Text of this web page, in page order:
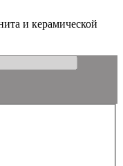
и керамической